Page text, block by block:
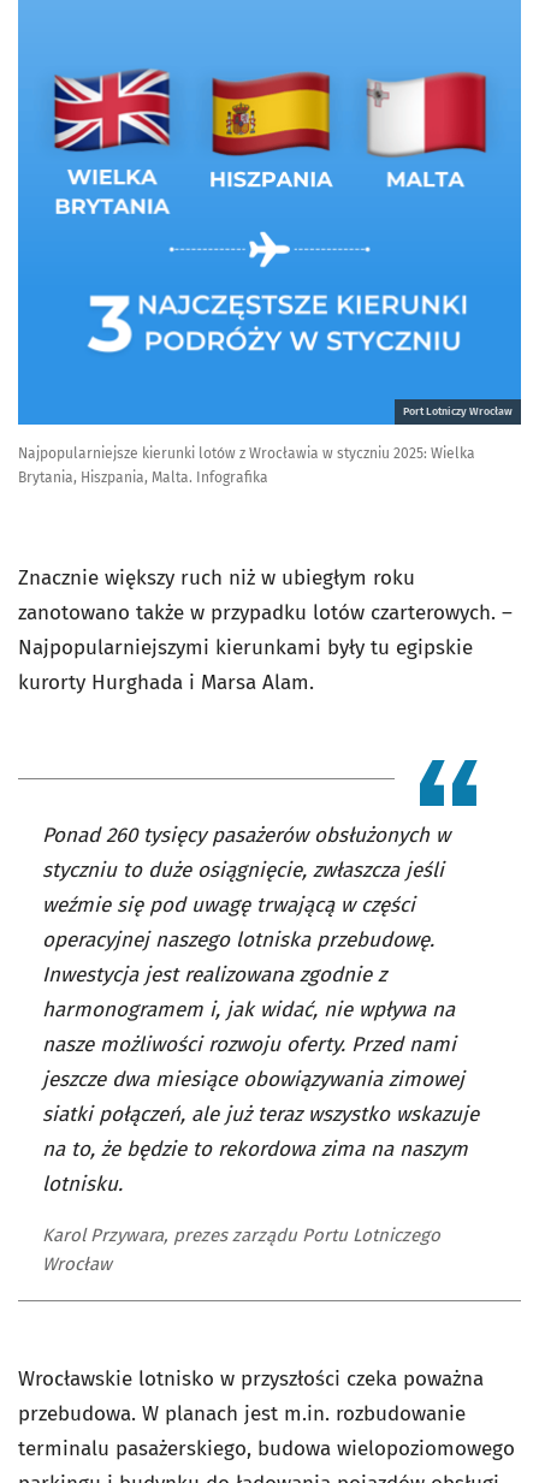
Port Lotniczy Wrocław
Najpopularniejsze kierunki lotów z Wrocławia w styczniu 2025: Wielka
Brytania, Hiszpania, Malta. Infografika
Znacznie większy ruch niż w ubiegłym roku
zanotowano także w przypadku lotów czarterowych. –
Najpopularniejszymi kierunkami były tu egipskie
kurorty Hurghada i Marsa Alam.
Ponad 260 tysięcy pasażerów obsłużonych w
styczniu to duże osiągnięcie, zwłaszcza jeśli
weźmie się pod uwagę trwającą w części
operacyjnej naszego lotniska przebudowę.
Inwestycja jest realizowana zgodnie z
harmonogramem i, jak widać, nie wpływa na
nasze możliwości rozwoju oferty. Przed nami
jeszcze dwa miesiące obowiązywania zimowej
siatki połączeń, ale już teraz wszystko wskazuje
na to, że będzie to rekordowa zima na naszym
lotnisku.
Karol Przywara, prezes zarządu Portu Lotniczego
Wrocław
Wrocławskie lotnisko w przyszłości czeka poważna
przebudowa. W planach jest m.in. rozbudowanie
terminalu pasażerskiego, budowa wielopoziomowego